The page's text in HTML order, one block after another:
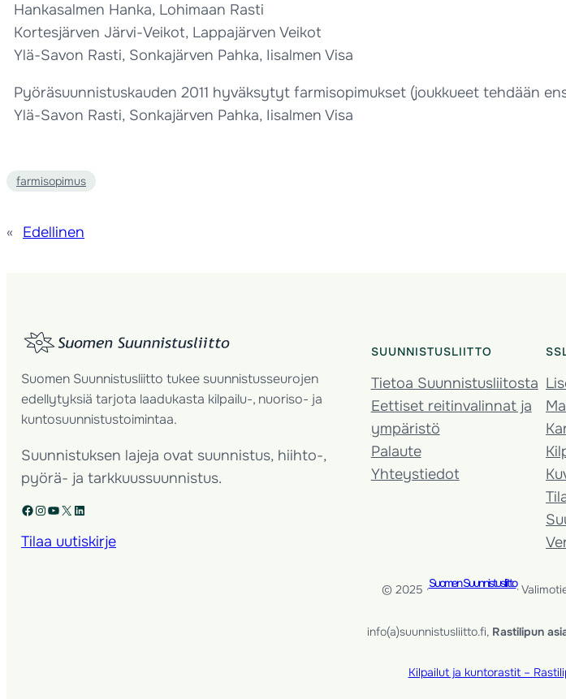
Hankasalmen Hanka, Lohimaan Rasti
Kortesjärven Järvi-Veikot, Lappajärven Veikot
Ylä-Savon Rasti, Sonkajärven Pahka, Iisalmen Visa
Pyöräsuunnistuskauden 2011 hyväksytyt farmisopimukset (joukkueet tehdään
Ylä-Savon Rasti, Sonkajärven Pahka, Iisalmen Visa
farmisopimus
« Edellinen
Suomen Suunnistusliitto tukee suunnistusseurojen
edellytyksiä tarjota laadukasta kilpailu-, nuoriso- ja
kuntosuunnistustoimintaa.
Suunnistuksen lajeja ovat suunnistus, hiihto-,
pyörä- ja tarkkuussuunnistus.
Facebook Instagram YouTube X LinkedIn
Tilaa uutiskirje
SUUNNISTUSLIITTO
Tietoa Suunnistusliitosta
Eettiset reitinvalinnat ja
ympäristö
Palaute
Yhteystiedot
© 2025 ·Suomen Suunnistusliitto·
info(a)suunnistusliitto.fi, Rastilipun
Kilpailut ja kuntorastit –